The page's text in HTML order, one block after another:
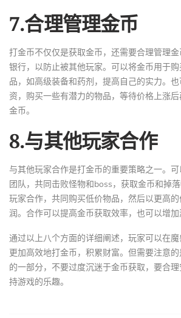
7.合理管理金币
打金币不仅仅是获取金币，还需要合理管理
银行，以防止被其他玩家。可以将金币用于
品，如高级装备和药剂，提高自己的实力。
资，购买一些有潜力的物品，等待价格上涨
金币。
8.与其他玩家合作
与其他玩家合作是打金币的重要策略之一。
团队，共同击败怪物和boss，获取金币和掉
玩家合作，共同购买低价物品，然后以更高
润。合作可以提高金币获取效率，也可以增加
通过以上八个方面的详细阐述，玩家可以在
更加高效地打金币，积累财富。但需要注意
的一部分，不要过度沉迷于金币获取，要合
持游戏的乐趣。